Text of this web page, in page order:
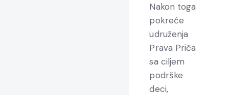
Nakon toga
pokreće
udruženja
Prava Priča
sa ciljem
podrške
deci,